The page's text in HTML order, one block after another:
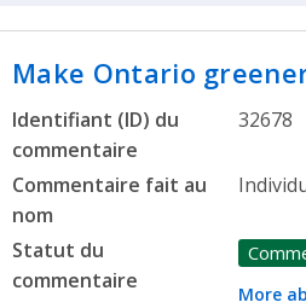
Make Ontario
Identifiant (ID) du
commentaire
32678
Commentaire fait au
nom
Statut du
commentaire
More